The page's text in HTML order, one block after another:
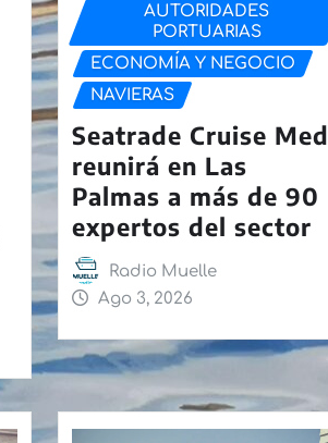
AUTORIDADES
PORTUARIAS
ECONOMÍA Y NEGOCIO
NAVIERAS
Seatrade Cruise Med
reunirá en Las
Palmas a más de 90
expertos del sector
Radio Muelle
Ago 3, 2026